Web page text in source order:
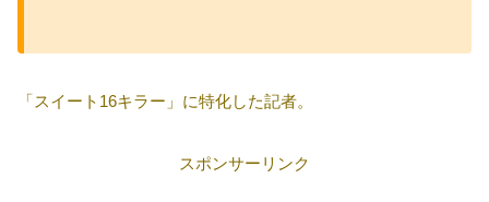
「スイート16キラー」に特化した記者。
スポンサーリンク